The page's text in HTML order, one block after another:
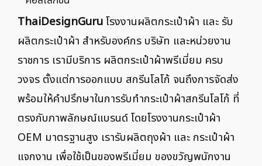
ThaiDesignGuruโรงงานผลิตกระเป๋าผ้า และ รับ
ผลิตกระเป๋าผ้า สำหรับองค์กร บริษัท และหน่วยงาน
ราชการ เรามีบริการ ผลิตกระเป๋าผ้าพรีเมี่ยม ครบ
วงจร ตั้งแต่การออกแบบ สกรีนโลโก้ จนถึงการจัดส่ง
พร้อมให้คำปรึกษาในการรับทำกระเป๋าผ้าสกรีนโลโก้ ที่
ตรงกับภาพลักษณ์แบรนด์ โดยโรงงานกระเป๋าผ้า
OEM มาตรฐานสูง เรารับผลิตถุงผ้า และ กระเป๋าผ้า
แจกงาน เพื่อใช้เป็นของพรีเมี่ยม ของขวัญพนักงาน